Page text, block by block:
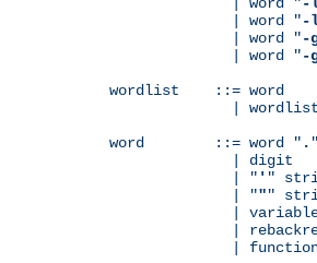
              | word "
-
              | word "
-
              | word "
-
wordlist    ::= word
|
word        ::= word " .
              | digit
              | "
' "
              | "
""
|
|